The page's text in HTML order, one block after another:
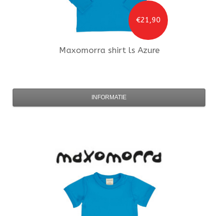
€21,90
Maxomorra shirt ls Azure
INFORMATIE